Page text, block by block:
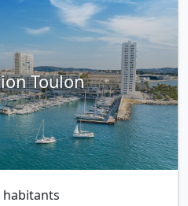
Toulon
habitants